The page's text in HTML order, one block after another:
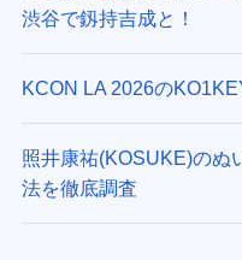
渋谷で釼持吉成と！
KCON LA 2026の
照井康祐(KOSUKE)のぬ
法を徹底調査